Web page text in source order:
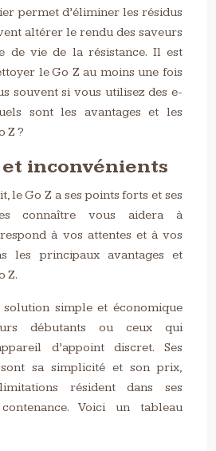
permet d’éliminer les résidus
altérer le rendu des saveurs
de vie de la résistance. Il est
le Go Z au moins une fois
souvent si vous utilisez des e-
sont les avantages et les
Z ?
inconvénients
le Go Z a ses points forts et ses
connaître vous aidera à
à vos attentes et à vos
les principaux avantages et
Z.
simple et économique
débutants ou ceux qui
d’appoint discret. Ses
sa simplicité et son prix,
résident dans ses
Voici un tableau